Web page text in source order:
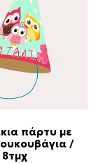
πάρτυ με
/
8τμχ